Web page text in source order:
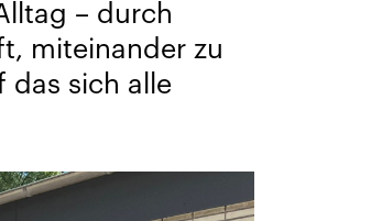
– durch
miteinander zu
das sich alle